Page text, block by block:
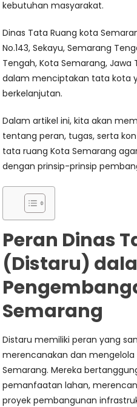
kebutuhan masyarakat.
Dinas Tata Ruang kota
No.143, Sekayu, Semarang
Tengah, Kota Semarang,
dalam menciptakan tata kota
berkelanjutan.
Dalam artikel ini, kita akan
tentang peran, tugas, serta
tata ruang Kota Semarang
dengan prinsip-prinsip
Peran Dinas
(Distaru)
Semarang
Distaru memiliki peran yang
merencanakan dan
Semarang. Mereka
pemanfaatan lahan,
proyek pembangunan